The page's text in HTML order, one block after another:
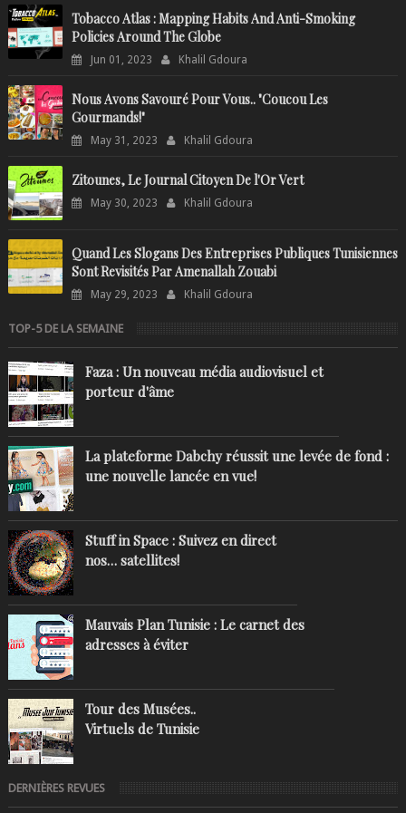
Tobacco Atlas : Mapping Habits And Anti-Smoking
Policies Around The Globe
Jun 01, 2023 Khalil Gdoura
Nous Avons Savouré Pour Vous.. "Coucou Les
Gourmands!"
May 31, 2023 Khalil Gdoura
Zitounes, Le Journal Citoyen De l'Or Vert
May 30, 2023 Khalil Gdoura
Quand Les Slogans Des Entreprises Publiques Tunisiennes
Sont Revisités Par Amenallah Zouabi
May 29, 2023 Khalil Gdoura
TOP-5 DE LA SEMAINE
Faza : Un nouveau média audiovisuel et
porteur d'âme
La plateforme Dabchy réussit une levée de fond :
une nouvelle lancée en vue!
Stuff in Space : Suivez en direct
nos… satellites!
Mauvais Plan Tunisie : Le carnet des
adresses à éviter
Tour des Musées..
Virtuels de Tunisie
DERNIÈRES REVUES